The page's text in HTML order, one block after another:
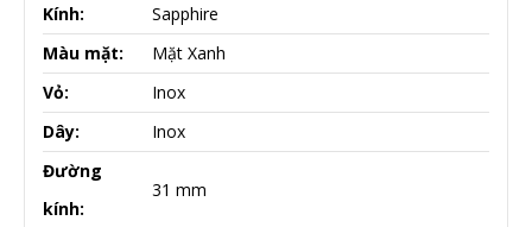
Kính:
Sapphire
Màu mặt:
Mặt Xanh
Vỏ:
Inox
Dây:
Inox
Đường
kính:
31 mm